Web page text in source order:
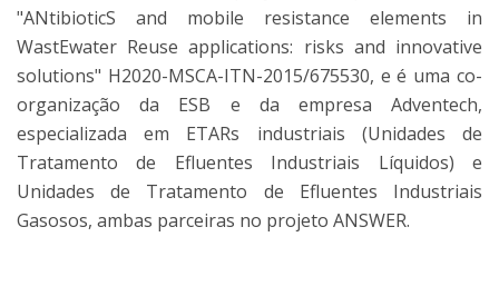
"ANtibioticS and mobile resistance elements in
WastEwater Reuse applications: risks and innovative
solutions" H2020-MSCA-ITN-2015/675530, e é uma co-
organização da ESB e da empresa Adventech,
especializada em ETARs industriais (Unidades de
Tratamento de Efluentes Industriais Líquidos) e
Unidades de Tratamento de Efluentes Industriais
Gasosos, ambas parceiras no projeto ANSWER.